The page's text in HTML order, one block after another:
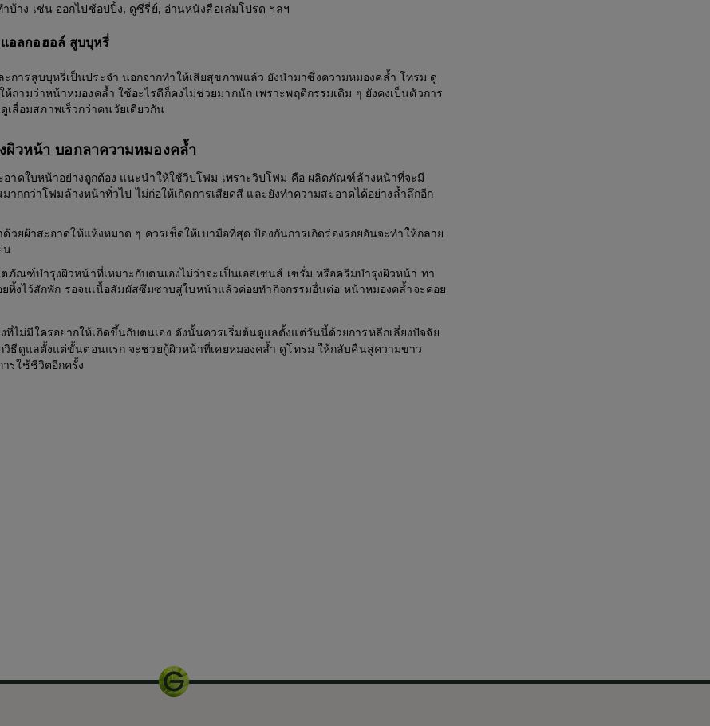
บ้าง เช่น ออกไปช้อปปิ้ง, ดูซีรี่ย์, อ่านหนังสือเล่มโปรด ฯลฯ
อลกอฮอล์ สูบบุหรี่
การสูบบุหรี่เป็นประจำ นอกจากทำให้เสียสุขภาพแล้ว ยังนำมาซึ่งความหมองคล้ำ โทรม ดู
ห้ถามว่าหน้าหมองคล้ำ ใช้อะไรดีก็คงไม่ช่วยมากนัก เพราะพฤติกรรมเดิม ๆ ยังคงเป็นตัวการ
สื่อมสภาพเร็วกว่าคนวัยเดียวกัน
ผิวหน้า บอกลาความหมองคล้ำ
อาดใบหน้าอย่างถูกต้อง แนะนำให้ใช้วิปโฟม เพราะวิปโฟม คือ ผลิตภัณฑ์ล้างหน้าที่จะมี
ากกว่าโฟมล้างหน้าทั่วไป ไม่ก่อให้เกิดการเสียดสี และยังทำความสะอาดได้อย่างล้ำลึกอีก
วยผ้าสะอาดให้แห้งหมาด ๆ ควรเช็ดให้เบามือที่สุด ป้องกันการเกิดร่องรอยอันจะทำให้กลาย
น
ตภัณฑ์บำรุงผิวหน้าที่เหมาะกับตนเองไม่ว่าจะเป็นเอสเซนส์ เซรั่ม หรือครีมบำรุงผิวหน้า ทา
ทิ้งไว้สักพัก รอจนเนื้อสัมผัสซึมซาบสู่ใบหน้าแล้วค่อยทำกิจกรรมอื่นต่อ หน้าหมองคล้ำจะค่อย
ที่ไม่มีใครอยากให้เกิดขึ้นกับตนเอง ดังนั้นควรเริ่มต้นดูแลตั้งแต่วันนี้ด้วยการหลีกเลี่ยงปัจจัย
วิธีดูแลตั้งแต่ขั้นตอนแรก จะช่วยกู้ผิวหน้าที่เคยหมองคล้ำ ดูโทรม ให้กลับคืนสู่ความขาว
ารใช้ชีวิตอีกครั้ง